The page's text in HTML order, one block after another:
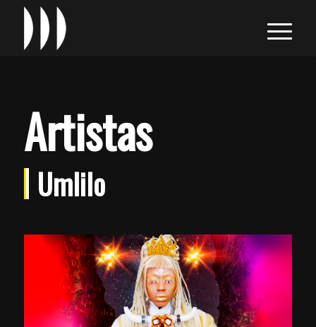
Artistas
Umlilo